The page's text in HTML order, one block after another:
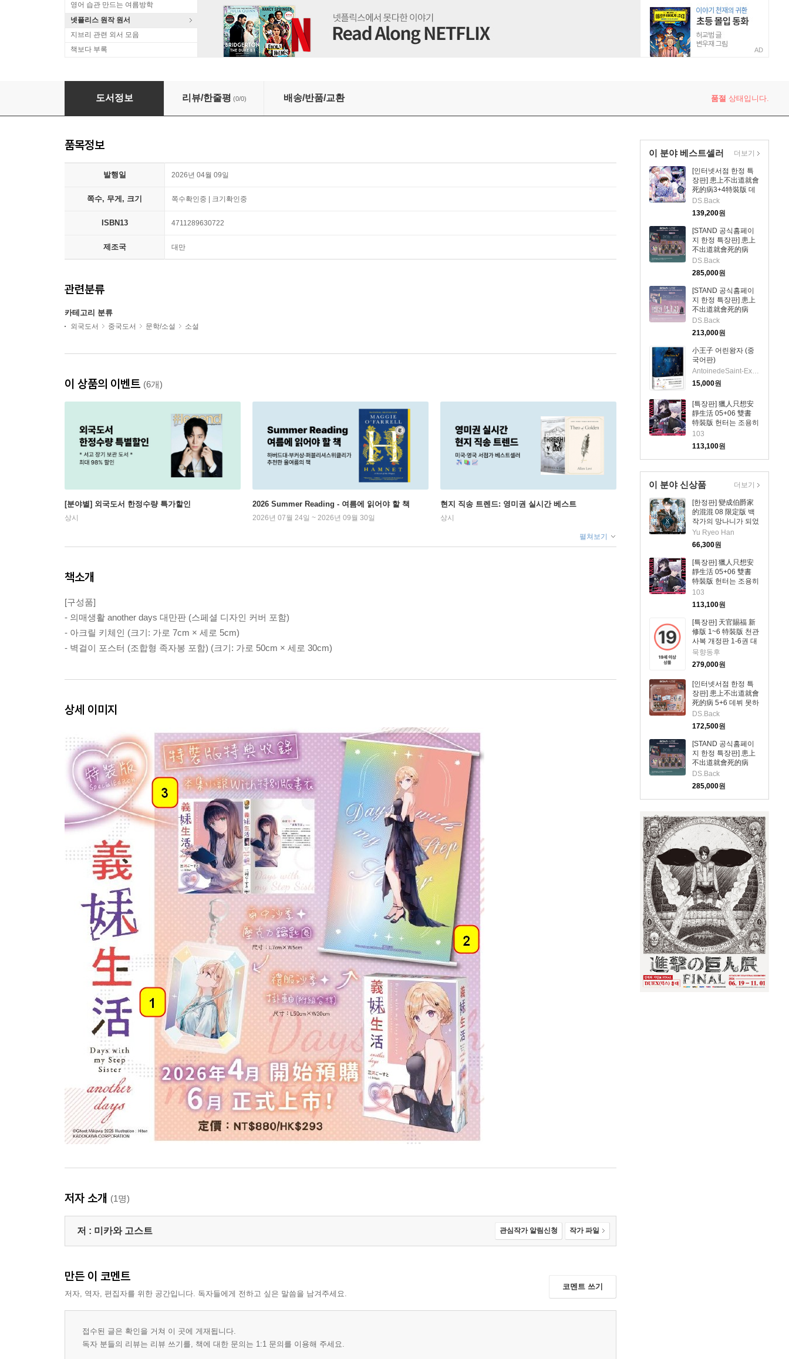
영어 습관 만드는 여름방학
넷플리스 원작 원서
지브리 관련 외서 모음
책보다 부록
AD
[특장판] 義妹生活 another days 特裝版 의매생활 another days 대만판
도서정보 리뷰/한줄평 (0/0) 배송/반품/교환 품절 상태입니다.
이 분야 베스트셀러
[인터넷서점 한정 특
장판] 患上不出道就會
死的病3+4特裝版 데
뷔 못하면 죽는 병 걸
림 소설 3권+4권 대만
판（網路限定贈品
版）
DS.Back
139,200원
[STAND 공식홈페이
지 한정 특장판] 患上
不出道就會死的病
5+6 데뷔 못하면 죽는
병 걸림 소설 5권+6권
대만판 STAND Ver.官
網限定特裝版
DS.Back
285,000원
[STAND 공식홈페이
지 한정 특장판] 患上
不出道就會死的病
3+4데뷔 못하면 죽는
병 걸림 소설 3권+4권
대만판 STAND Ver.官
網限定特裝版
DS.Back
213,000원
小王子 어린왕자 (중
국어판)
AntoinedeSaint-Exupery
15,000원
[특장판] 獵人只想安
靜生活 05+06 雙書
特裝版 헌터는 조용히
살고 싶다 05+06권
소설 대만판
103
113,100원
더보기
이 분야 신상품
[한정판] 變成伯爵家
的混混 08 限定版 백
작가의 망나니가 되었
다 8권 대만판
Yu Ryeo Han
66,300원
[특장판] 獵人只想安
靜生活 05+06 雙書
特裝版 헌터는 조용히
살고 싶다 05+06권
소설 대만판
103
113,100원
[특장판] 天官賜福 新
修版 1~6 特裝版 천관
사복 개정판 1-6권 대
만판
묵향동후
279,000원
[인터넷서점 한정 특
장판] 患上不出道就會
死的病 5+6 데뷔 못하
면 죽는 병 걸림 소설
5권+6권 대만판 (特裝
版 網路限定贈品版)
DS.Back
172,500원
[STAND 공식홈페이
지 한정 특장판] 患上
不出道就會死的病
5+6 데뷔 못하면 죽는
병 걸림 소설 5권+6권
대만판 STAND Ver.官
網限定特裝版
DS.Back
285,000원
더보기
품목정보
발행일 2026년 04월 09일
쪽수, 무게, 크기 쪽수확인중 | 크기확인중
ISBN13 4711289630722
제조국 대만
관련분류
카테고리 분류
외국도서 중국도서 문학/소설 소설
이 상품의 이벤트 (6개)
[분야별] 외국도서 한정수량 특가할인
상시
2026 Summer Reading - 여름에 읽어야 할 책
2026년 07월 24일 ~ 2026년 09월 30일
현지 직송 트렌드: 영미권 실시간 베스트
상시
펼쳐보기
책소개
[구성품]
- 의매생활 another days 대만판 (스페셜 디자인 커버 포함)
- 아크릴 키체인 (크기: 가로 7cm × 세로 5cm)
- 벽걸이 포스터 (조합형 족자봉 포함) (크기: 가로 50cm × 세로 30cm)
상세 이미지
저자 소개 (1명)
저 : 미카와 고스트 관심작가 알림신청 작가 파일
만든 이 코멘트
저자, 역자, 편집자를 위한 공간입니다. 독자들에게 전하고 싶은 말씀을 남겨주세요.
코멘트 쓰기
접수된 글은 확인을 거쳐 이 곳에 게재됩니다.
독자 분들의 리뷰는 리뷰 쓰기를, 책에 대한 문의는 1:1 문의를 이용해 주세요.